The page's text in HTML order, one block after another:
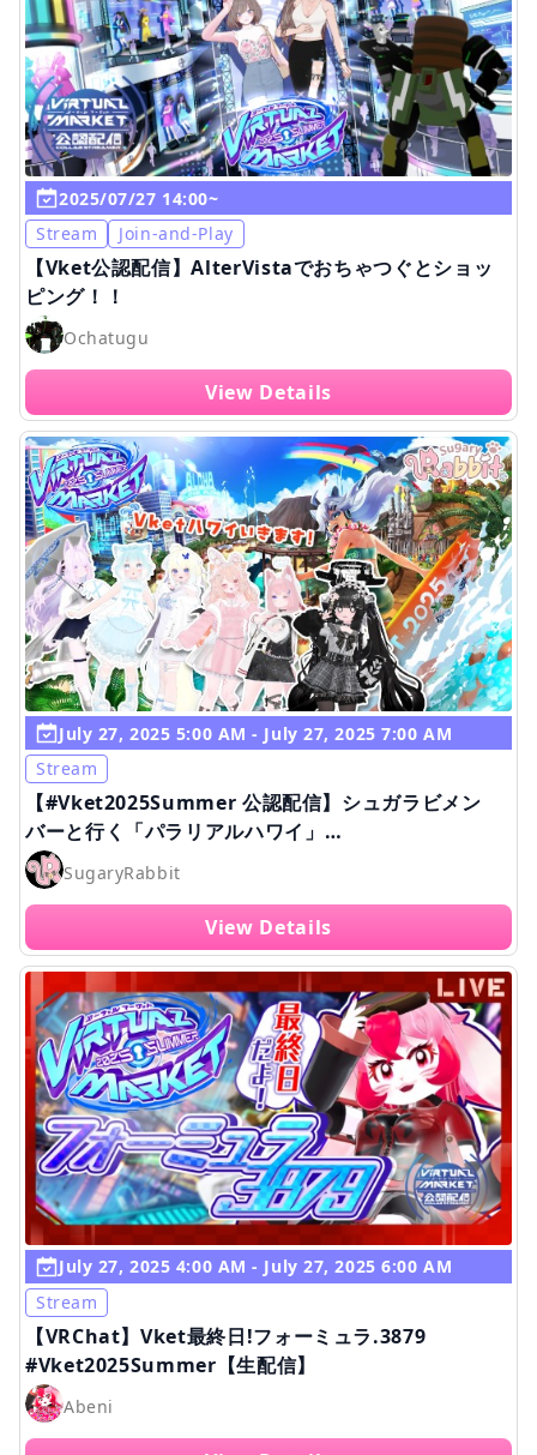
2025/07/27 14:00~
Stream
Join-and-Play
【Vket公認配信】AlterVistaでおちゃつぐとショッ
ピング！！
Ochatugu
View Details
July 27, 2025 5:00 AM - July 27, 2025 7:00 AM
Stream
【#Vket2025Summer 公認配信】シュガラビメン
バーと行く「パラリアルハワイ」
【SugaryRabbit/VRChat】
SugaryRabbit
View Details
July 27, 2025 4:00 AM - July 27, 2025 6:00 AM
Stream
【VRChat】Vket最終日!フォーミュラ.3879
#Vket2025Summer【生配信】
Abeni